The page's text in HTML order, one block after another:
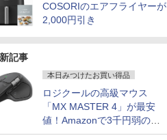
COSORIのエアフライヤーが
2,000円引き
記事
本日みつけたお買い得品
ロジクールの高級マウス
「MX MASTER 4」が最安
値！Amazonで3千円弱の割
引